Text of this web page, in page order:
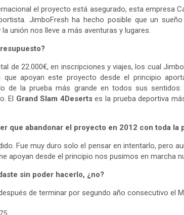
el proyecto está asegurado, esta empresa
JimboFresh ha hecho posible que un
unión nos lleve a más aventuras y lugares.
de 22.000€, en inscripciones y viajes, los cual
que apoyan este proyecto desde el principio
de la prueba más grande en todos sus
El Grand Slam 4Desertses la prueba deportiva
que abandonar el proyecto en 2012 con toda la
Fue muy duro solo el pensar en intentarlo, pero
apoyan desde el principio nos pusimos en marcha
sin poder hacerlo, ¿no?
de terminar por segundo año consecutivo el